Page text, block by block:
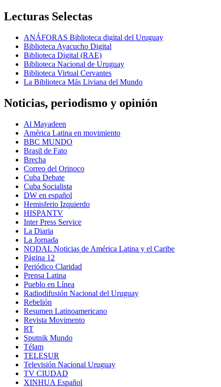
Lecturas Selectas
ANÁFORAS Biblioteca digital del Uruguay
Biblioteca Ayacucho Digital
Biblioteca Digital (RAE)
Biblioteca Nacional de Uruguay
Biblioteca Virtual Cervantes
La Biblioteca Más Liviana del Mundo
Noticias, periodismo y opinión
Al Mayadeen
América Latina en movimiento
BBC MUNDO
Brasil de Fato
Brecha
Correo del Orinoco
Cuba Debate
Cuba Socialista
DW en español
Hemisferio Izquierdo
HISPANTV
Inter Press Service
La Diaria
La Jornada
NODAL Noticias de América Latina y el Caribe
Página 12
Periódico Claridad
Prensa Latina
Pueblo en Línea
Radiodifusión Nacional del Uruguay
Rebelión
Resumen Latinoamericano
Revista Movimento
RT
Sputnik Mundo
Télam
TELESUR
Televisión Nacional Uruguay
TV CIUDAD
XINHUA Español